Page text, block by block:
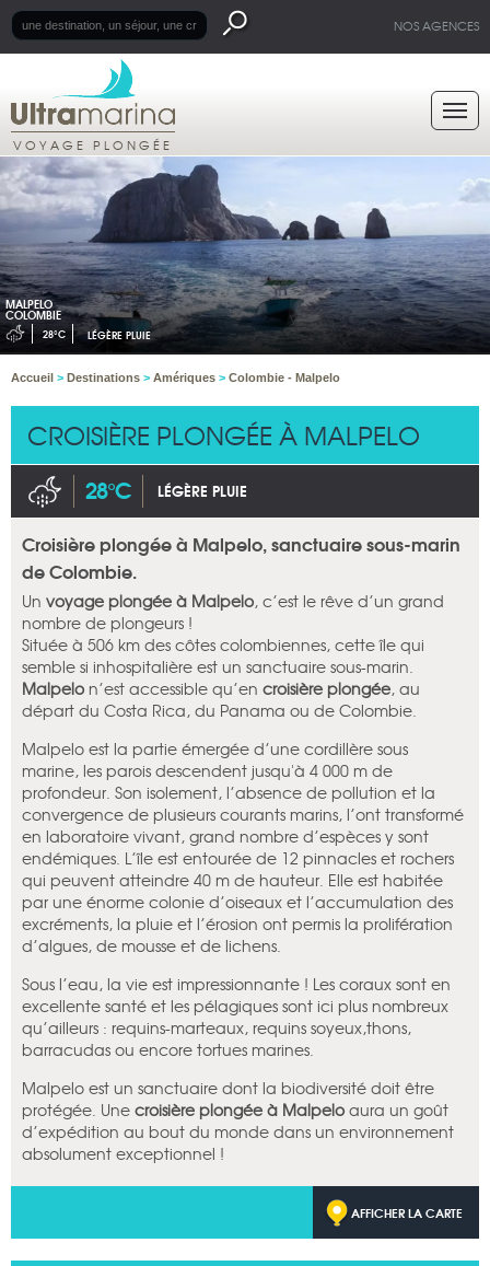
NOS AGENCES
VOYAGE PLONGÉE
MALPELO
COLOMBIE
28°C LÉGÈRE PLUIE
Accueil > Destinations > Amériques > Colombie - Malpelo
CROISIÈRE PLONGÉE À MALPELO
28°C LÉGÈRE PLUIE
Croisière plongée à Malpelo, sanctuaire sous-marin
de Colombie.
Un voyage plongée à Malpelo, c’est le rêve d’un grand
nombre de plongeurs !
Située à 506 km des côtes colombiennes, cette île qui
semble si inhospitalière est un sanctuaire sous-marin.
Malpelo n’est accessible qu’en croisière plongée, au
départ du Costa Rica, du Panama ou de Colombie.
Malpelo est la partie émergée d’une cordillère sous
marine, les parois descendent jusqu'à 4 000 m de
profondeur. Son isolement, l’absence de pollution et la
convergence de plusieurs courants marins, l’ont transformé
en laboratoire vivant, grand nombre d’espèces y sont
endémiques. L’île est entourée de 12 pinnacles et rochers
qui peuvent atteindre 40 m de hauteur. Elle est habitée
par une énorme colonie d’oiseaux et l’accumulation des
excréments, la pluie et l’érosion ont permis la prolifération
d’algues, de mousse et de lichens.
Sous l’eau, la vie est impressionnante ! Les coraux sont en
excellente santé et les pélagiques sont ici plus nombreux
qu’ailleurs : requins-marteaux, requins soyeux,thons,
barracudas ou encore tortues marines.
Malpelo est un sanctuaire dont la biodiversité doit être
protégée. Une croisière plongée à Malpelo aura un goût
d’expédition au bout du monde dans un environnement
absolument exceptionnel !
AFFICHER LA CARTE